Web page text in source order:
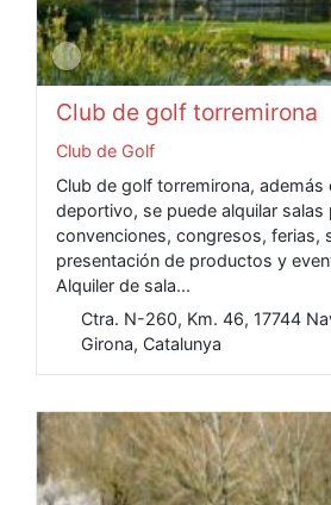
Club de golf torremirona
Club de Golf
Club de golf torremirona, además
deportivo, se puede alquilar salas
convenciones, congresos, ferias,
presentación de productos y
Alquiler de sala...
Ctra. N-260, Km. 46, 17744
Girona, Catalunya